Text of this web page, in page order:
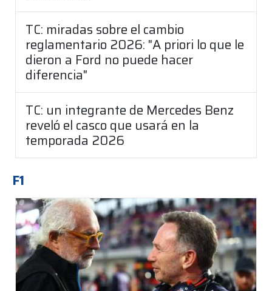
TC: miradas sobre el cambio
reglamentario 2026: "A priori lo que le
dieron a Ford no puede hacer
diferencia"
TC: un integrante de Mercedes Benz
reveló el casco que usará en la
temporada 2026
F1